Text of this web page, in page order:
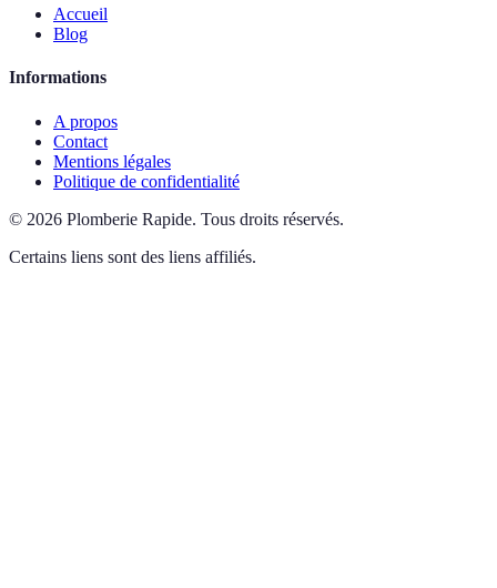
Accueil
Blog
Informations
A propos
Contact
Mentions légales
Politique de confidentialité
© 2026 Plomberie Rapide. Tous droits réservés.
Certains liens sont des liens affiliés.